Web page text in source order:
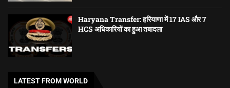
Haryana Transfer: हरियाणा में 17 IAS और 7
HCS अधिकारियों का हुआ तबादला
LATEST FROM WORLD